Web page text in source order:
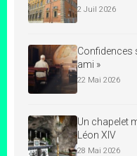
2 Juil 2026
Confidences
ami »
22 Mai 2026
Un chapelet
Léon XIV
28 Mai 2026